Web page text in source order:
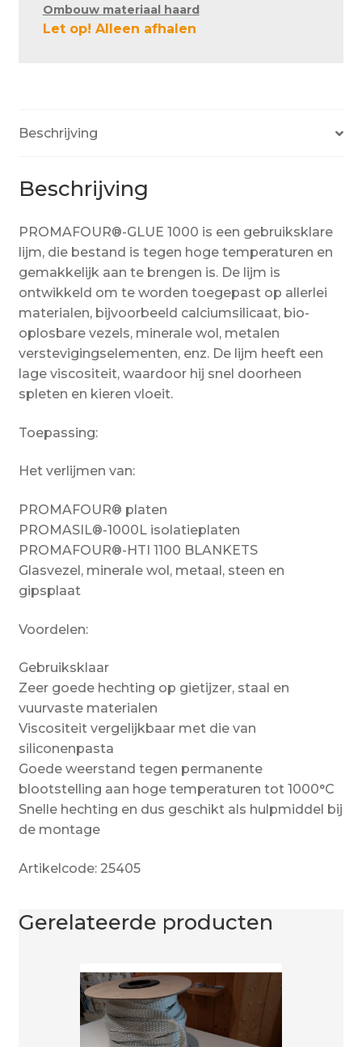
Ombouw materiaal haard
Let op! Alleen afhalen
Beschrijving
Beschrijving
PROMAFOUR®-GLUE 1000 is een gebruiksklare
lijm, die bestand is tegen hoge temperaturen en
gemakkelijk aan te brengen is. De lijm is
ontwikkeld om te worden toegepast op allerlei
materialen, bijvoorbeeld calciumsilicaat, bio-
oplosbare vezels, minerale wol, metalen
verstevigingselementen, enz. De lijm heeft een
lage viscositeit, waardoor hij snel doorheen
spleten en kieren vloeit.
Toepassing:
Het verlijmen van:
PROMAFOUR® platen
PROMASIL®-1000L isolatieplaten
PROMAFOUR®-HTI 1100 BLANKETS
Glasvezel, minerale wol, metaal, steen en
gipsplaat
Voordelen:
Gebruiksklaar
Zeer goede hechting op gietijzer, staal en
vuurvaste materialen
Viscositeit vergelijkbaar met die van
siliconenpasta
Goede weerstand tegen permanente
blootstelling aan hoge temperaturen tot 1000°C
Snelle hechting en dus geschikt als hulpmiddel bij
de montage
Artikelcode: 25405
Gerelateerde producten